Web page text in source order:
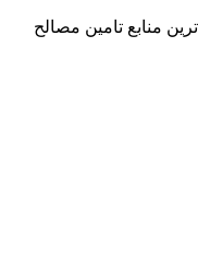
منابع تامین مصالح